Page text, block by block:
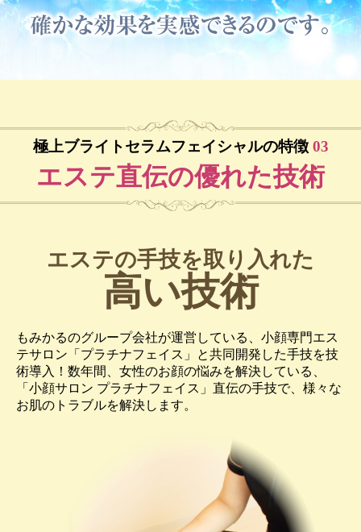
極上ブライトセラムフェイシャルの特徴03
エステ直伝の優れた技術
エステの手技を取り入れた
高い技術
もみかるのグループ会社が運営している、小顔専門エス
テサロン「プラチナフェイス」と共同開発した手技を技
術導入！数年間、女性のお顔の悩みを解決している、
「小顔サロン プラチナフェイス」直伝の手技で、様々な
お肌のトラブルを解決します。